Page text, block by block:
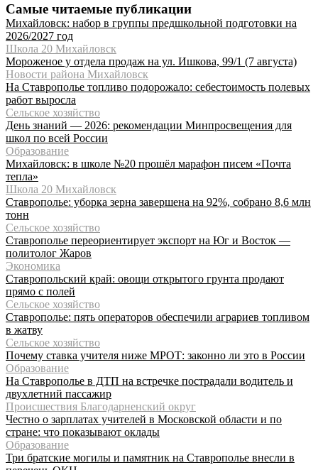
Самые читаемые публикации
Михайловск: набор в группы предшкольной подготовки на
2026/2027 год
Школа 20 Михайловск
Мороженое у отдела продаж на ул. Ишкова, 99/1 (7 августа)
Новости района Михайловск
На Ставрополье топливо подорожало: себестоимость полевых
работ выросла
Сельское хозяйство
День знаний — 2026: рекомендации Минпросвещения для
школ по всей России
Образование
Михайловск: в школе №20 прошёл марафон писем «Почта
тепла»
Школа 20 Михайловск
Ставрополье: уборка зерна завершена на 92%, собрано 8,6 млн
тонн
Сельское хозяйство
Ставрополье переориентирует экспорт на Юг и Восток —
политолог Жаров
Экономика
Ставропольский край: овощи открытого грунта продают
прямо с полей
Сельское хозяйство
Ставрополье: пять операторов обеспечили аграриев топливом
в жатву
Сельское хозяйство
Почему ставка учителя ниже МРОТ: законно ли это в России
Образование
На Ставрополье в ДТП на встречке пострадали водитель и
двухлетний пассажир
Происшествия Благодарненский округ
Честно о зарплатах учителей в Московской области и по
стране: что показывают оклады
Образование
Три братские могилы и памятник на Ставрополье внесли в